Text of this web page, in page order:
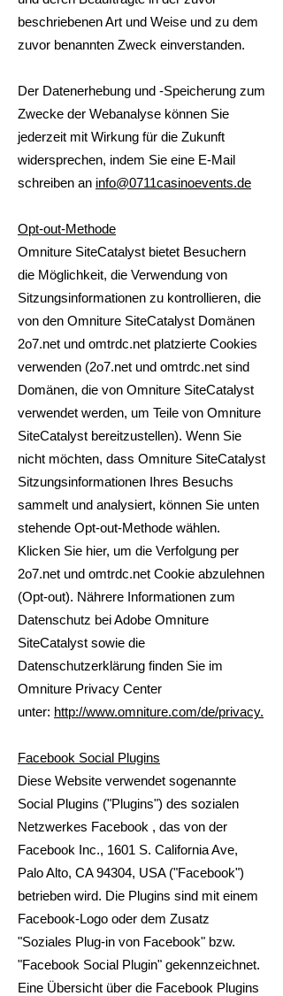
beschriebenen Art und Weise und zu dem
zuvor benannten Zweck einverstanden.
Der Datenerhebung und -Speicherung zum
Zwecke der Webanalyse können Sie
jederzeit mit Wirkung für die Zukunft
widersprechen, indem Sie eine E-Mail
schreiben an info@0711casinoevents.de
Opt-out-Methode
Omniture SiteCatalyst bietet Besuchern
die Möglichkeit, die Verwendung von
Sitzungsinformationen zu kontrollieren, die
von den Omniture SiteCatalyst Domänen
2o7.net und omtrdc.net platzierte Cookies
verwenden (2o7.net und omtrdc.net sind
Domänen, die von Omniture SiteCatalyst
verwendet werden, um Teile von Omniture
SiteCatalyst bereitzustellen). Wenn Sie
nicht möchten, dass Omniture SiteCatalyst
Sitzungsinformationen Ihres Besuchs
sammelt und analysiert, können Sie unten
stehende Opt-out-Methode wählen.
Klicken Sie hier, um die Verfolgung per
2o7.net und omtrdc.net Cookie abzulehnen
(Opt-out). Nährere Informationen zum
Datenschutz bei Adobe Omniture
SiteCatalyst sowie die
Datenschutzerklärung finden Sie im
Omniture Privacy Center
unter: http://www.omniture.com/de/privacy.
Facebook Social Plugins
Diese Website verwendet sogenannte
Social Plugins ("Plugins") des sozialen
Netzwerkes Facebook , das von der
Facebook Inc., 1601 S. California Ave,
Palo Alto, CA 94304, USA ("Facebook")
betrieben wird. Die Plugins sind mit einem
Facebook-Logo oder dem Zusatz
"Soziales Plug-in von Facebook" bzw.
"Facebook Social Plugin" gekennzeichnet.
Eine Übersicht über die Facebook Plugins